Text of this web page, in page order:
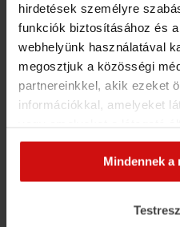
hirdetések személyre
funkciók biztosításához és
webhelyünk használatával
megosztjuk a közösségi
partnereinkkel, akik ezeket
információkkal, amelyeket
szolgáltatásokból
munkánkat és nagyobb
biztosíthatunk mi is
Mindennek a
3. HÉT: INTERMITTENT
MEGÉRTÉSE ÉS
4. HÉT: MOZGÁS - A
EDZÉSEK
INZULIN